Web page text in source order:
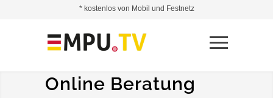
Online Beratung
* kostenlos von Mobil und Festnetz